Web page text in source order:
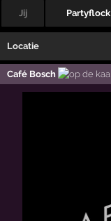
Jij Partyflock
Locatie
Café Bosch